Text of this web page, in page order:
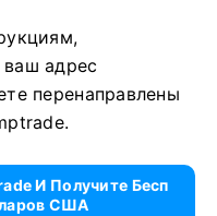
адрес
перенаправлены
И Получите Бесп
США